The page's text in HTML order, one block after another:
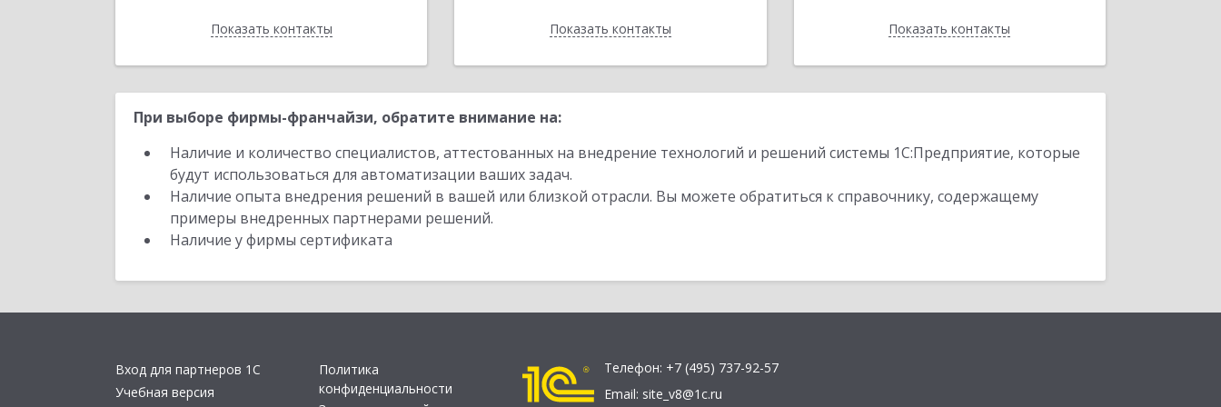
Показать контакты
Назад Показать контакты
Назад
Показать контакты
Назад
При выборе фирмы-франчайзи, обратите внимание на:
Наличие и количество специалистов, аттестованных на внедрение технологий и решений системы 1С:Предприятие, которые
будут использоваться для автоматизации ваших задач.
Наличие опыта внедрения решений в вашей или близкой отрасли. Вы можете обратиться к справочнику, содержащему
примеры внедренных партнерами решений.
Наличие у фирмы сертификата
Вход для партнеров 1С
Учебная версия
Политика
конфиденциальности
Телефон: +7 (495) 737-92-57
Email: site_v8@1c.ru